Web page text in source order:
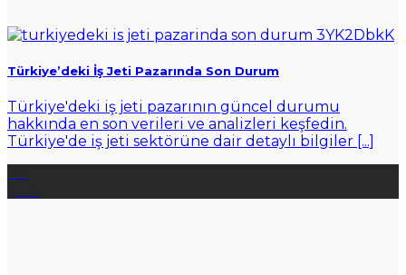
Türkiye’deki İş Jeti Pazarında Son Durum
Türkiye'deki iş jeti pazarının güncel durumu
hakkında en son verileri ve analizleri keşfedin.
Türkiye'de iş jeti sektörüne dair detaylı bilgiler [...]